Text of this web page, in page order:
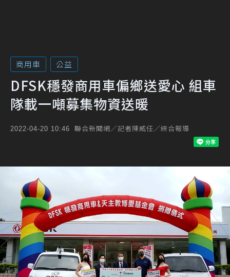
商用車 公益
DFSK穩發商用車偏鄉送愛心 組車
隊載一噸募集物資送暖
2022-04-20 10:46 聯合新聞網／記者陳威任／綜合報導